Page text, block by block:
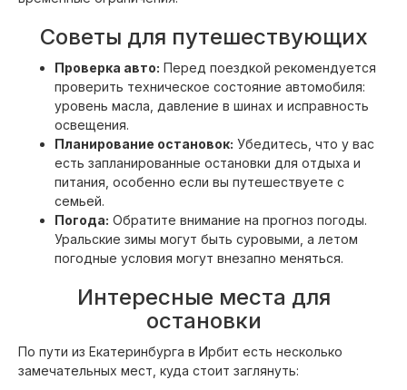
Советы для путешествующих
Проверка авто: Перед поездкой рекомендуется
проверить техническое состояние автомобиля:
уровень масла, давление в шинах и исправность
освещения.
Планирование остановок: Убедитесь, что у вас
есть запланированные остановки для отдыха и
питания, особенно если вы путешествуете с
семьей.
Погода: Обратите внимание на прогноз погоды.
Уральские зимы могут быть суровыми, а летом
погодные условия могут внезапно меняться.
Интересные места для
остановки
По пути из Екатеринбурга в Ирбит есть несколько
замечательных мест, куда стоит заглянуть: